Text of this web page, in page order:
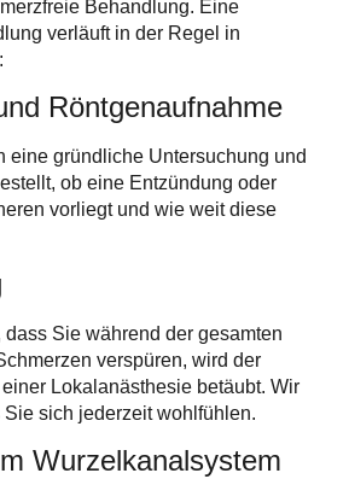
Behandlung. Eine
verläuft in der Regel in
Röntgenaufnahme
eine gründliche Untersuchung und
ob eine Entzündung oder
vorliegt und wie weit diese
Sie während der gesamten
verspüren, wird der
Lokalanästhesie betäubt. Wir
sich jederzeit wohlfühlen.
Wurzelkanalsystem